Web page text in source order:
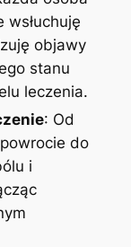
wsłuchuję
objawy
stanu
leczenia.
: Od
do
i